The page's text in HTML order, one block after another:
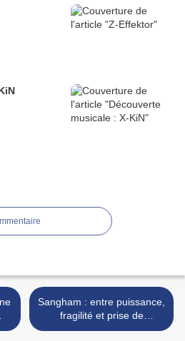
Sangham : entre puissance,
fragilité et prise de
conscience >